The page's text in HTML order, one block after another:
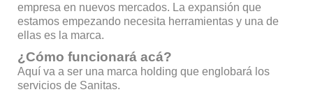
empresa en nuevos mercados. La expansión que
estamos empezando necesita herramientas y una de
ellas es la marca.
¿Cómo funcionará acá?
Aquí va a ser una marca holding que englobará los
servicios de Sanitas.